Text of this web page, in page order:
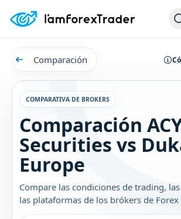
Comparación
COMPARATIVA DE BROKERS
Comparación
Securities vs
Europe
Compare las condiciones de trading,
las plataformas de los brókers de Forex
y Dukascopy Europe. Descubra cuál es